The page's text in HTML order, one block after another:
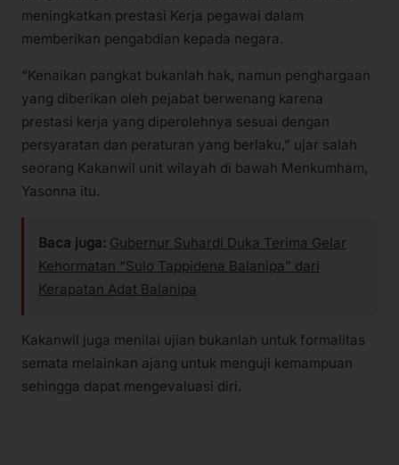
meningkatkan prestasi Kerja pegawai dalam
memberikan pengabdian kepada negara.
“Kenaikan pangkat bukanlah hak, namun penghargaan
yang diberikan oleh pejabat berwenang karena
prestasi kerja yang diperolehnya sesuai dengan
persyaratan dan peraturan yang berlaku,” ujar salah
seorang Kakanwil unit wilayah di bawah Menkumham,
Yasonna itu.
Baca juga: Gubernur Suhardi Duka Terima Gelar
Kehormatan “Sulo Tappidena Balanipa” dari
Kerapatan Adat Balanipa
Kakanwil juga menilai ujian bukanlah untuk formalitas
semata melainkan ajang untuk menguji kemampuan
sehingga dapat mengevaluasi diri.